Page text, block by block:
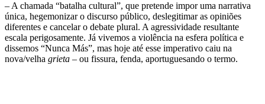
– A chamada “batalha cultural”, que pretende impor uma narrativa
única, hegemonizar o discurso público, deslegitimar as opiniões
diferentes e cancelar o debate plural. A agressividade resultante
escala perigosamente. Já vivemos a violência na esfera política e
dissemos “Nunca Más”, mas hoje até esse imperativo caiu na
nova/velha grieta – ou fissura, fenda, aportuguesando o termo.